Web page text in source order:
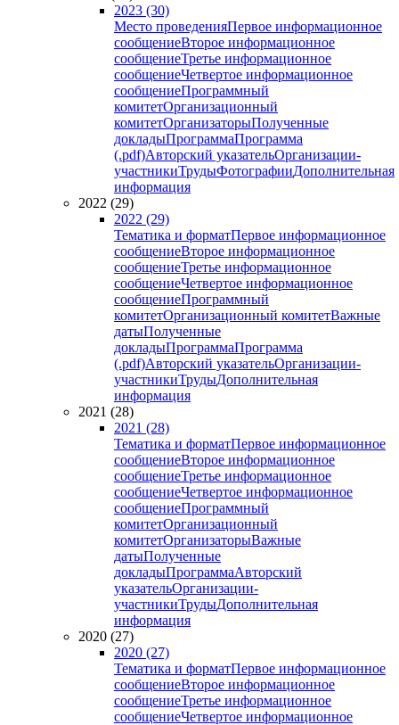
2023 (30)
Место проведенияПервое информационное
сообщениеВторое информационное
сообщениеТретье информационное
сообщениеЧетвертое информационное
сообщениеПрограммный
комитетОрганизационный
комитетОрганизаторыПолученные
докладыПрограммаПрограмма
(.pdf)Авторский указательОрганизации-
участникиТрудыФотографииДополнительная
информация
2022 (29)
2022 (29)
Тематика и форматПервое информационное
сообщениеВторое информационное
сообщениеТретье информационное
сообщениеЧетвертое информационное
сообщениеПрограммный
комитетОрганизационный комитетВажные
датыПолученные
докладыПрограммаПрограмма
(.pdf)Авторский указательОрганизации-
участникиТрудыДополнительная
информация
2021 (28)
2021 (28)
Тематика и форматПервое информационное
сообщениеВторое информационное
сообщениеТретье информационное
сообщениеЧетвертое информационное
сообщениеПрограммный
комитетОрганизационный
комитетОрганизаторыВажные
датыПолученные
докладыПрограммаАвторский
указательОрганизации-
участникиТрудыДополнительная
информация
2020 (27)
2020 (27)
Тематика и форматПервое информационное
сообщениеВторое информационное
сообщениеТретье информационное
сообщениеЧетвертое информационное